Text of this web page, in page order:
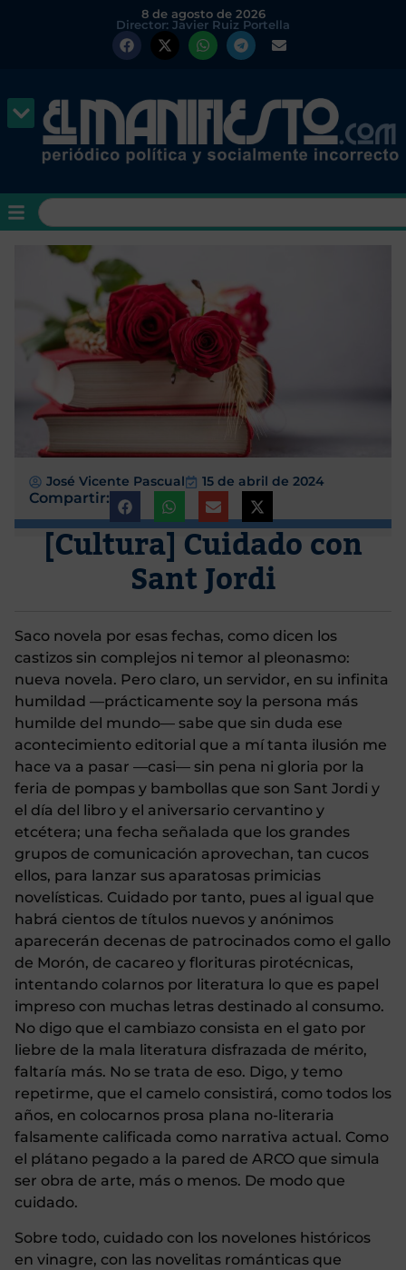
8 de agosto de 2026
Director: Javier Ruiz Portella
José Vicente Pascual 15 de abril de 2024
Compartir:
[Cultura] Cuidado con
Sant Jordi
Saco novela por esas fechas, como dicen los
castizos sin complejos ni temor al pleonasmo:
nueva novela. Pero claro, un servidor, en su infinita
humildad —prácticamente soy la persona más
humilde del mundo— sabe que sin duda ese
acontecimiento editorial que a mí tanta ilusión me
hace va a pasar —casi— sin pena ni gloria por la
feria de pompas y bambollas que son Sant Jordi y
el día del libro y el aniversario cervantino y
etcétera; una fecha señalada que los grandes
grupos de comunicación aprovechan, tan cucos
ellos, para lanzar sus aparatosas primicias
novelísticas. Cuidado por tanto, pues al igual que
habrá cientos de títulos nuevos y anónimos
aparecerán decenas de patrocinados como el gallo
de Morón, de cacareo y florituras pirotécnicas,
intentando colarnos por literatura lo que es papel
impreso con muchas letras destinado al consumo.
No digo que el cambiazo consista en el gato por
liebre de la mala literatura disfrazada de mérito,
faltaría más. No se trata de eso. Digo, y temo
repetirme, que el camelo consistirá, como todos los
años, en colocarnos prosa plana no-literaria
falsamente calificada como narrativa actual. Como
el plátano pegado a la pared de ARCO que simula
ser obra de arte, más o menos. De modo que
cuidado.
Sobre todo, cuidado con los novelones históricos
en vinagre, con las novelitas románticas que